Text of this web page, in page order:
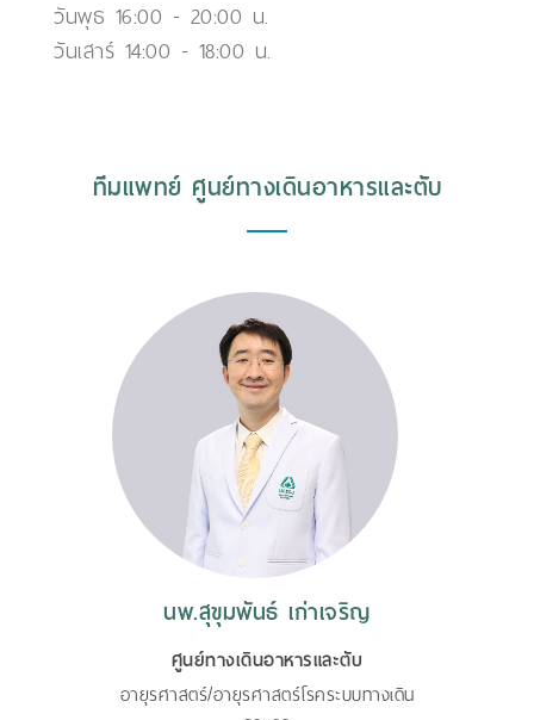
วันพุธ 16:00 - 20:00 น.
วันเสาร์ 14:00 - 18:00 น.
ทีมแพทย์ ศูนย์ทางเดินอาหารและตับ
นพ.สุขุมพันธ์ เก่าเจริญ
ศูนย์ทางเดินอาหารและตับ
อายุรศาสตร์/อายุรศาสตร์โรคระบบทางเดิน